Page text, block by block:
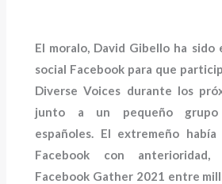
El moralo, David Gibello ha sido
social Facebook para que
Diverse Voices durante los
junto a un pequeño grupo
españoles. El extremeño
Facebook con anterioridad,
Facebook Gather 2021 entre